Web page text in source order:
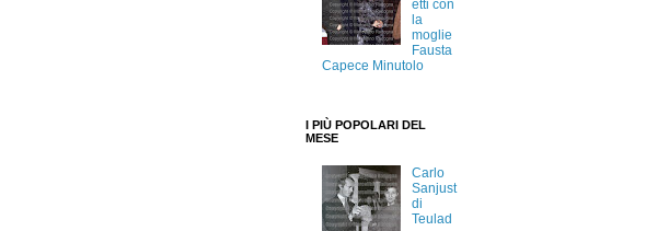
etti con
la
moglie
Fausta
Capece Minutolo
I PIÙ POPOLARI DEL
MESE
Carlo
Sanjust
di
Teulad